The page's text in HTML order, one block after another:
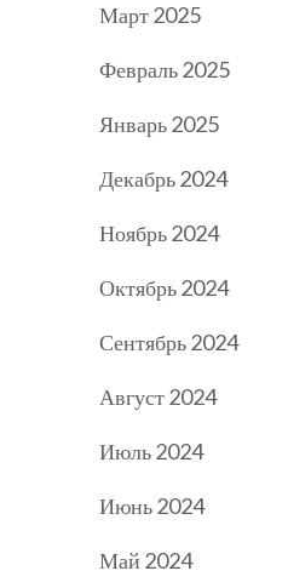
Март 2025
Февраль 2025
Январь 2025
Декабрь 2024
Ноябрь 2024
Октябрь 2024
Сентябрь 2024
Август 2024
Июль 2024
Июнь 2024
Май 2024